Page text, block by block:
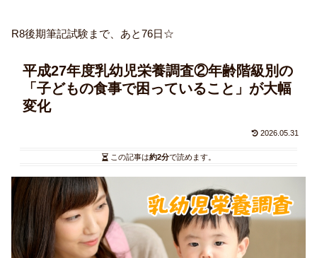
R8後期筆記試験まで、あと76日☆
平成27年度乳幼児栄養調査②年齢階級別の
「子どもの食事で困っていること」が大幅
変化
2026.05.31
この記事は約2分で読めます。